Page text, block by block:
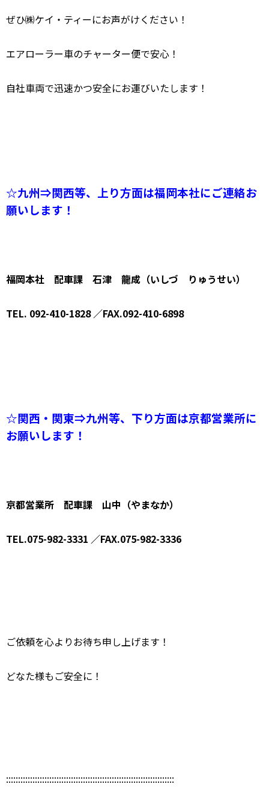
ぜひ㈱ケイ・ティーにお声がけください！
エアローラー車のチャーター便で安心！
自社車両で迅速かつ安全にお運びいたします！
☆九州⇒関西等、上り方面は福岡本社にご連絡お
願いします！
福岡本社 配車課 石津 龍成（いしづ りゅうせい）
TEL. 092-410-1828 ／FAX.092-410-6898
☆関西・関東⇒九州等、下り方面は京都営業所に
お願いします！
京都営業所 配車課 山中（やまなか）
TEL.075-982-3331 ／FAX.075-982-3336
ご依頼を心よりお待ち申し上げます！
どなた様もご安全に！
::::::::::::::::::::::::::::::::::::::::::::::::::::::::::::::::::::::